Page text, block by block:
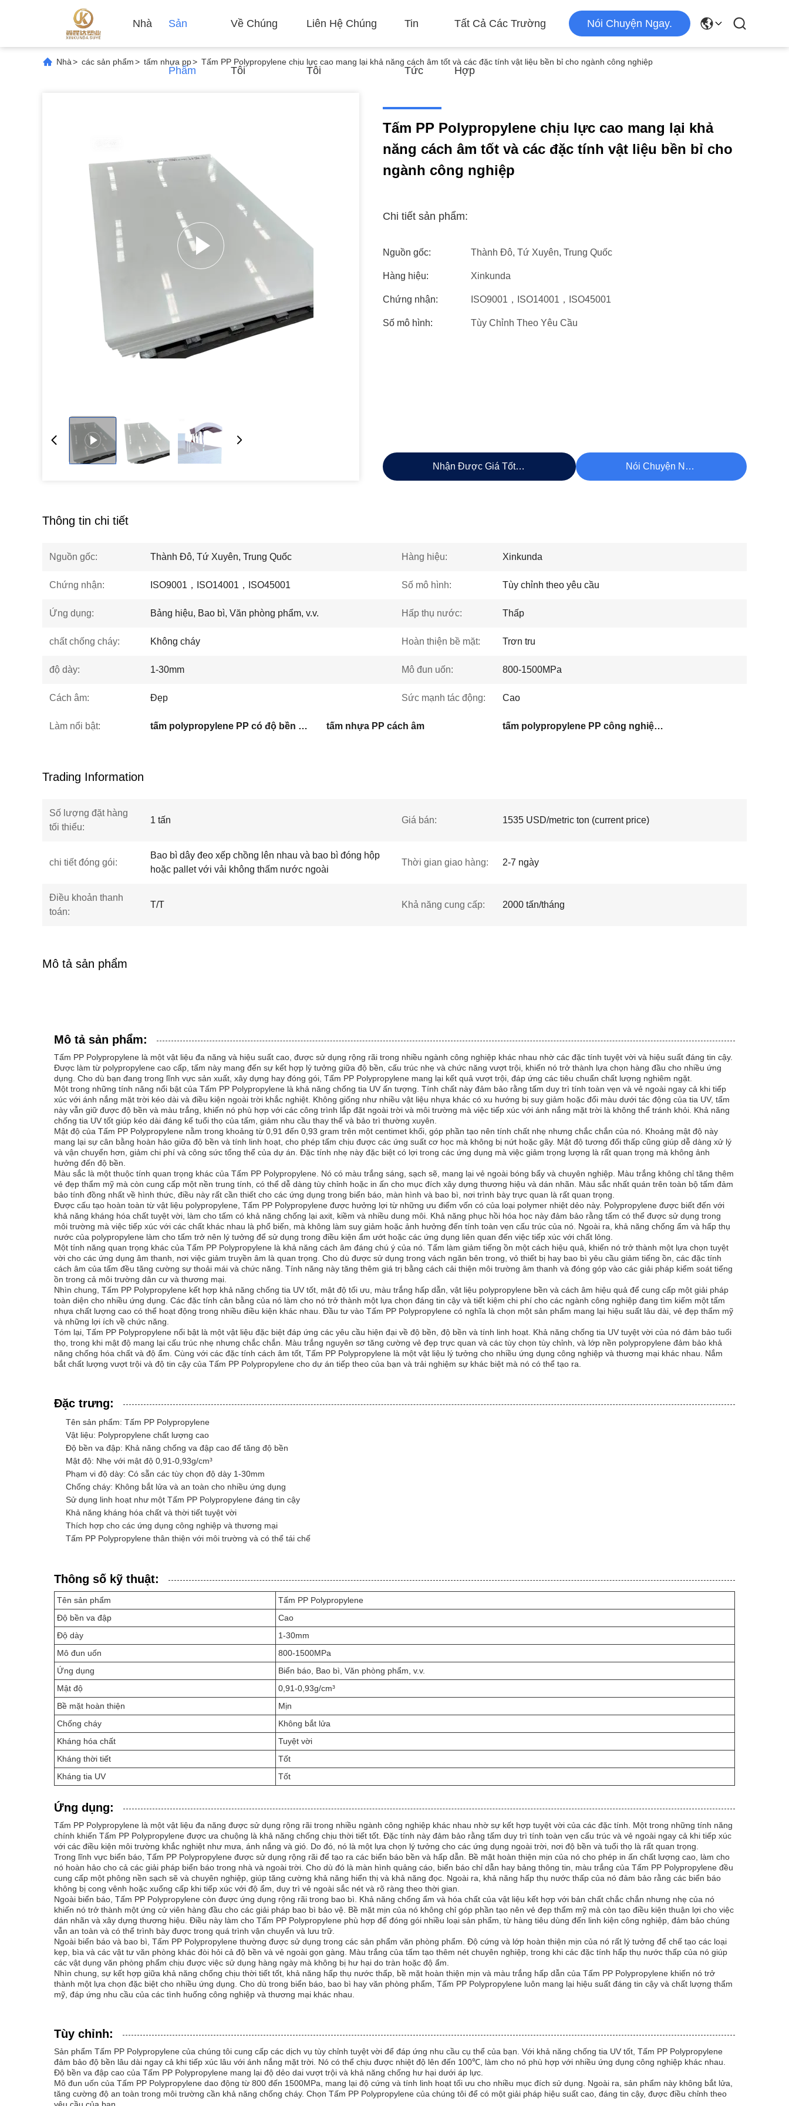
Nhà Sản
Phẩm
Về Chúng
Tôi
Liên Hệ Chúng
Tôi
Tin
Tức
Tất Cả Các Trường
Hợp
Nói Chuyện Ngay.
Nhà> các sản phẩm> tấm nhựa pp> Tấm PP Polypropylene chịu lực cao mang lại khả năng cách âm tốt và các đặc tính vật liệu bền bỉ cho ngành công nghiệp
Tấm PP Polypropylene chịu lực cao mang lại khả
năng cách âm tốt và các đặc tính vật liệu bền bỉ cho
ngành công nghiệp
Chi tiết sản phẩm:
Nguồn gốc: Thành Đô, Tứ Xuyên, Trung Quốc
Hàng hiệu: Xinkunda
Chứng nhận: ISO9001，ISO14001，ISO45001
Số mô hình: Tùy Chỉnh Theo Yêu Cầu
Nhận Được Giá Tốt Nhất Nói Chuyện Ngay.
Thông tin chi tiết
Nguồn gốc: Thành Đô, Tứ Xuyên, Trung Quốc Hàng hiệu: Xinkunda
Chứng nhận: ISO9001，ISO14001，ISO45001 Số mô hình: Tùy chỉnh theo yêu cầu
Ứng dụng: Bảng hiệu, Bao bì, Văn phòng phẩm, v.v. Hấp thụ nước: Thấp
chất chống cháy: Không cháy Hoàn thiện bề mặt: Trơn tru
độ dày: 1-30mm Mô đun uốn: 800-1500MPa
Cách âm: Đẹp Sức mạnh tác động: Cao
Làm nổi bật: tấm polypropylene PP có độ bền cao tấm nhựa PP cách âm tấm polypropylene PP công nghiệp bền
Trading Information
Số lượng đặt hàng
tối thiểu:
1 tấn Giá bán: 1535 USD/metric ton (current price)
chi tiết đóng gói:
Bao bì dây đeo xếp chồng lên nhau và bao bì đóng hộp
hoặc pallet với vải không thấm nước ngoài
Thời gian giao hàng: 2-7 ngày
Điều khoản thanh
toán:
T/T Khả năng cung cấp: 2000 tấn/tháng
Mô tả sản phẩm
Mô tả sản phẩm:
Tấm PP Polypropylene là một vật liệu đa năng và hiệu suất cao, được sử dụng rộng rãi trong nhiều ngành công nghiệp khác nhau nhờ các đặc tính tuyệt vời và hiệu suất đáng tin cậy.
Được làm từ polypropylene cao cấp, tấm này mang đến sự kết hợp lý tưởng giữa độ bền, cấu trúc nhẹ và chức năng vượt trội, khiến nó trở thành lựa chọn hàng đầu cho nhiều ứng
dụng. Cho dù bạn đang trong lĩnh vực sản xuất, xây dựng hay đóng gói, Tấm PP Polypropylene mang lại kết quả vượt trội, đáp ứng các tiêu chuẩn chất lượng nghiêm ngặt.
Một trong những tính năng nổi bật của Tấm PP Polypropylene là khả năng chống tia UV ấn tượng. Tính chất này đảm bảo rằng tấm duy trì tính toàn vẹn và vẻ ngoài ngay cả khi tiếp
xúc với ánh nắng mặt trời kéo dài và điều kiện ngoài trời khắc nghiệt. Không giống như nhiều vật liệu nhựa khác có xu hướng bị suy giảm hoặc đổi màu dưới tác động của tia UV, tấm
này vẫn giữ được độ bền và màu trắng, khiến nó phù hợp với các công trình lắp đặt ngoài trời và môi trường mà việc tiếp xúc với ánh nắng mặt trời là không thể tránh khỏi. Khả năng
chống tia UV tốt giúp kéo dài đáng kể tuổi thọ của tấm, giảm nhu cầu thay thế và bảo trì thường xuyên.
Mật độ của Tấm PP Polypropylene nằm trong khoảng từ 0,91 đến 0,93 gram trên một centimet khối, góp phần tạo nên tính chất nhẹ nhưng chắc chắn của nó. Khoảng mật độ này
mang lại sự cân bằng hoàn hảo giữa độ bền và tính linh hoạt, cho phép tấm chịu được các ứng suất cơ học mà không bị nứt hoặc gãy. Mật độ tương đối thấp cũng giúp dễ dàng xử lý
và vận chuyển hơn, giảm chi phí và công sức tổng thể của dự án. Đặc tính nhẹ này đặc biệt có lợi trong các ứng dụng mà việc giảm trọng lượng là rất quan trọng mà không ảnh
hưởng đến độ bền.
Màu sắc là một thuộc tính quan trọng khác của Tấm PP Polypropylene. Nó có màu trắng sáng, sạch sẽ, mang lại vẻ ngoài bóng bẩy và chuyên nghiệp. Màu trắng không chỉ tăng thêm
vẻ đẹp thẩm mỹ mà còn cung cấp một nền trung tính, có thể dễ dàng tùy chỉnh hoặc in ấn cho mục đích xây dựng thương hiệu và dán nhãn. Màu sắc nhất quán trên toàn bộ tấm đảm
bảo tính đồng nhất về hình thức, điều này rất cần thiết cho các ứng dụng trong biển báo, màn hình và bao bì, nơi trình bày trực quan là rất quan trọng.
Được cấu tạo hoàn toàn từ vật liệu polypropylene, Tấm PP Polypropylene được hưởng lợi từ những ưu điểm vốn có của loại polymer nhiệt dẻo này. Polypropylene được biết đến với
khả năng kháng hóa chất tuyệt vời, làm cho tấm có khả năng chống lại axit, kiềm và nhiều dung môi. Khả năng phục hồi hóa học này đảm bảo rằng tấm có thể được sử dụng trong
môi trường mà việc tiếp xúc với các chất khác nhau là phổ biến, mà không làm suy giảm hoặc ảnh hưởng đến tính toàn vẹn cấu trúc của nó. Ngoài ra, khả năng chống ẩm và hấp thụ
nước của polypropylene làm cho tấm trở nên lý tưởng để sử dụng trong điều kiện ẩm ướt hoặc các ứng dụng liên quan đến việc tiếp xúc với chất lỏng.
Một tính năng quan trọng khác của Tấm PP Polypropylene là khả năng cách âm đáng chú ý của nó. Tấm làm giảm tiếng ồn một cách hiệu quả, khiến nó trở thành một lựa chọn tuyệt
vời cho các ứng dụng âm thanh, nơi việc giảm truyền âm là quan trọng. Cho dù được sử dụng trong vách ngăn bên trong, vỏ thiết bị hay bao bì yêu cầu giảm tiếng ồn, các đặc tính
cách âm của tấm đều tăng cường sự thoải mái và chức năng. Tính năng này tăng thêm giá trị bằng cách cải thiện môi trường âm thanh và đóng góp vào các giải pháp kiểm soát tiếng
ồn trong cả môi trường dân cư và thương mại.
Nhìn chung, Tấm PP Polypropylene kết hợp khả năng chống tia UV tốt, mật độ tối ưu, màu trắng hấp dẫn, vật liệu polypropylene bền và cách âm hiệu quả để cung cấp một giải pháp
toàn diện cho nhiều ứng dụng. Các đặc tính cân bằng của nó làm cho nó trở thành một lựa chọn đáng tin cậy và tiết kiệm chi phí cho các ngành công nghiệp đang tìm kiếm một tấm
nhựa chất lượng cao có thể hoạt động trong nhiều điều kiện khác nhau. Đầu tư vào Tấm PP Polypropylene có nghĩa là chọn một sản phẩm mang lại hiệu suất lâu dài, vẻ đẹp thẩm mỹ
và những lợi ích về chức năng.
Tóm lại, Tấm PP Polypropylene nổi bật là một vật liệu đặc biệt đáp ứng các yêu cầu hiện đại về độ bền, độ bền và tính linh hoạt. Khả năng chống tia UV tuyệt vời của nó đảm bảo tuổi
thọ, trong khi mật độ mang lại cấu trúc nhẹ nhưng chắc chắn. Màu trắng nguyên sơ tăng cường vẻ đẹp trực quan và các tùy chọn tùy chỉnh, và lớp nền polypropylene đảm bảo khả
năng chống hóa chất và độ ẩm. Cùng với các đặc tính cách âm tốt, Tấm PP Polypropylene là một vật liệu lý tưởng cho nhiều ứng dụng công nghiệp và thương mại khác nhau. Nắm
bắt chất lượng vượt trội và độ tin cậy của Tấm PP Polypropylene cho dự án tiếp theo của bạn và trải nghiệm sự khác biệt mà nó có thể tạo ra.
Đặc trưng:
Tên sản phẩm: Tấm PP Polypropylene
Vật liệu: Polypropylene chất lượng cao
Độ bền va đập: Khả năng chống va đập cao để tăng độ bền
Mật độ: Nhẹ với mật độ 0,91-0,93g/cm³
Phạm vi độ dày: Có sẵn các tùy chọn độ dày 1-30mm
Chống cháy: Không bắt lửa và an toàn cho nhiều ứng dụng
Sử dụng linh hoạt như một Tấm PP Polypropylene đáng tin cậy
Khả năng kháng hóa chất và thời tiết tuyệt vời
Thích hợp cho các ứng dụng công nghiệp và thương mại
Tấm PP Polypropylene thân thiện với môi trường và có thể tái chế
Thông số kỹ thuật:
Tên sản phẩm
Tấm PP Polypropylene
Độ bền va đập
Cao
Độ dày
1-30mm
Mô đun uốn
800-1500MPa
Ứng dụng
Biển báo, Bao bì, Văn phòng phẩm, v.v.
Mật độ
0,91-0,93g/cm³
Bề mặt hoàn thiện
Mịn
Chống cháy
Không bắt lửa
Kháng hóa chất
Tuyệt vời
Kháng thời tiết
Tốt
Kháng tia UV
Tốt
Ứng dụng:
Tấm PP Polypropylene là một vật liệu đa năng được sử dụng rộng rãi trong nhiều ngành công nghiệp khác nhau nhờ sự kết hợp tuyệt vời của các đặc tính. Một trong những tính năng
chính khiến Tấm PP Polypropylene được ưa chuộng là khả năng chống chịu thời tiết tốt. Đặc tính này đảm bảo rằng tấm duy trì tính toàn vẹn cấu trúc và vẻ ngoài ngay cả khi tiếp xúc
với các điều kiện môi trường khắc nghiệt như mưa, ánh nắng và gió. Do đó, nó là một lựa chọn lý tưởng cho các ứng dụng ngoài trời, nơi độ bền và tuổi thọ là rất quan trọng.
Trong lĩnh vực biển báo, Tấm PP Polypropylene được sử dụng rộng rãi để tạo ra các biển báo bền và hấp dẫn. Bề mặt hoàn thiện mịn của nó cho phép in ấn chất lượng cao, làm cho
nó hoàn hảo cho cả các giải pháp biển báo trong nhà và ngoài trời. Cho dù đó là màn hình quảng cáo, biển báo chỉ dẫn hay bảng thông tin, màu trắng của Tấm PP Polypropylene đều
cung cấp một phông nền sạch sẽ và chuyên nghiệp, giúp tăng cường khả năng hiển thị và khả năng đọc. Ngoài ra, khả năng hấp thụ nước thấp của nó đảm bảo rằng các biển báo
không bị cong vênh hoặc xuống cấp khi tiếp xúc với độ ẩm, duy trì vẻ ngoài sắc nét và rõ ràng theo thời gian.
Ngoài biển báo, Tấm PP Polypropylene còn được ứng dụng rộng rãi trong bao bì. Khả năng chống ẩm và hóa chất của vật liệu kết hợp với bản chất chắc chắn nhưng nhẹ của nó
khiến nó trở thành một ứng cử viên hàng đầu cho các giải pháp bao bì bảo vệ. Bề mặt mịn của nó không chỉ góp phần tạo nên vẻ đẹp thẩm mỹ mà còn tạo điều kiện thuận lợi cho việc
dán nhãn và xây dựng thương hiệu. Điều này làm cho Tấm PP Polypropylene phù hợp để đóng gói nhiều loại sản phẩm, từ hàng tiêu dùng đến linh kiện công nghiệp, đảm bảo chúng
vẫn an toàn và có thể trình bày được trong quá trình vận chuyển và lưu trữ.
Ngoài biển báo và bao bì, Tấm PP Polypropylene thường được sử dụng trong các sản phẩm văn phòng phẩm. Độ cứng và lớp hoàn thiện mịn của nó rất lý tưởng để chế tạo các loại
kẹp, bìa và các vật tư văn phòng khác đòi hỏi cả độ bền và vẻ ngoài gọn gàng. Màu trắng của tấm tạo thêm nét chuyên nghiệp, trong khi các đặc tính hấp thụ nước thấp của nó giúp
các vật dụng văn phòng phẩm chịu được việc sử dụng hàng ngày mà không bị hư hại do tràn hoặc độ ẩm.
Nhìn chung, sự kết hợp giữa khả năng chống chịu thời tiết tốt, khả năng hấp thụ nước thấp, bề mặt hoàn thiện mịn và màu trắng hấp dẫn của Tấm PP Polypropylene khiến nó trở
thành một lựa chọn đặc biệt cho nhiều ứng dụng. Cho dù trong biển báo, bao bì hay văn phòng phẩm, Tấm PP Polypropylene luôn mang lại hiệu suất đáng tin cậy và chất lượng thẩm
mỹ, đáp ứng nhu cầu của các tình huống công nghiệp và thương mại khác nhau.
Tùy chỉnh:
Sản phẩm Tấm PP Polypropylene của chúng tôi cung cấp các dịch vụ tùy chỉnh tuyệt vời để đáp ứng nhu cầu cụ thể của bạn. Với khả năng chống tia UV tốt, Tấm PP Polypropylene
đảm bảo độ bền lâu dài ngay cả khi tiếp xúc lâu với ánh nắng mặt trời. Nó có thể chịu được nhiệt độ lên đến 100℃, làm cho nó phù hợp với nhiều ứng dụng công nghiệp khác nhau.
Độ bền va đập cao của Tấm PP Polypropylene mang lại độ dẻo dai vượt trội và khả năng chống hư hại dưới áp lực.
Mô đun uốn của Tấm PP Polypropylene dao động từ 800 đến 1500MPa, mang lại độ cứng và tính linh hoạt tối ưu cho nhiều mục đích sử dụng. Ngoài ra, sản phẩm này không bắt lửa,
tăng cường độ an toàn trong môi trường cần khả năng chống cháy. Chọn Tấm PP Polypropylene của chúng tôi để có một giải pháp hiệu suất cao, đáng tin cậy, được điều chỉnh theo